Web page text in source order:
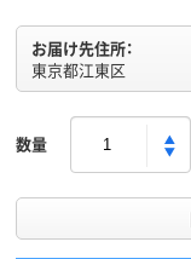
お届け先住所：
東京都江東区
数量